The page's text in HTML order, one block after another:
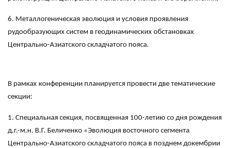
6. Металлогеническая эволюция и условия проявления
рудообразующих систем в геодинамических обстановках
Центрально-Азиатского складчатого пояса.
В рамках конференции планируется провести две тематические
секции:
1. Специальная секция, посвященная 100-летию со дня рождения
д.г.-м.н. В.Г. Беличенко «Эволюция восточного сегмента
Центрально-Азиатского складчатого пояса в позднем докембрии